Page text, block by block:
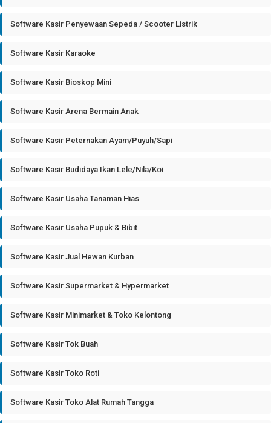
Software Kasir Penyewaan Sepeda / Scooter Listrik
Software Kasir Karaoke
Software Kasir Bioskop Mini
Software Kasir Arena Bermain Anak
Software Kasir Peternakan Ayam/Puyuh/Sapi
Software Kasir Budidaya Ikan Lele/Nila/Koi
Software Kasir Usaha Tanaman Hias
Software Kasir Usaha Pupuk & Bibit
Software Kasir Jual Hewan Kurban
Software Kasir Supermarket & Hypermarket
Software Kasir Minimarket & Toko Kelontong
Software Kasir Tok Buah
Software Kasir Toko Roti
Software Kasir Toko Alat Rumah Tangga